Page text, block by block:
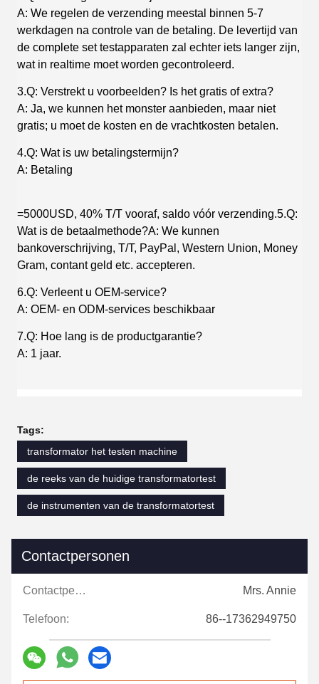
A: We regelen de verzending meestal binnen 5-7
werkdagen na controle van de betaling. De levertijd van
de complete set testapparaten zal echter iets langer zijn,
wat in realtime moet worden gecontroleerd.
3.Q: Verstrekt u voorbeelden? Is het gratis of extra?
A: Ja, we kunnen het monster aanbieden, maar niet
gratis; u moet de kosten en de vrachtkosten betalen.
4.Q: Wat is uw betalingstermijn?
A: Betaling
=5000USD, 40% T/T vooraf, saldo vóór verzending.5.Q:
Wat is de betaalmethode?A: We kunnen
bankoverschrijving, T/T, PayPal, Western Union, Money
Gram, contant geld etc. accepteren.
6.Q: Verleent u OEM-service?
A: OEM- en ODM-services beschikbaar
7.Q: Hoe lang is de productgarantie?
A: 1 jaar.
Tags:
transformator het testen machine
de reeks van de huidige transformatortest
de instrumenten van de transformatortest
Contactpersonen
Contactpersonen: Mrs. Annie
Telefoon: 86--17362949750